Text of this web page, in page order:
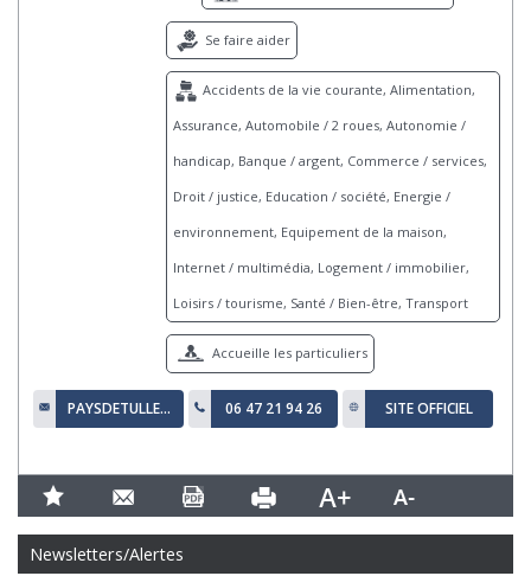
Se faire aider
Accidents de la vie courante, Alimentation,
Assurance, Automobile / 2 roues, Autonomie /
handicap, Banque / argent, Commerce / services,
Droit / justice, Education / société, Energie /
environnement, Equipement de la maison,
Internet / multimédia, Logement / immobilier,
Loisirs / tourisme, Santé / Bien-être, Transport
Accueille les particuliers
PAYSDETULLE2@WANADOO.FR 06 47 21 94 26 SITE OFFICIEL
Newsletters/Alertes